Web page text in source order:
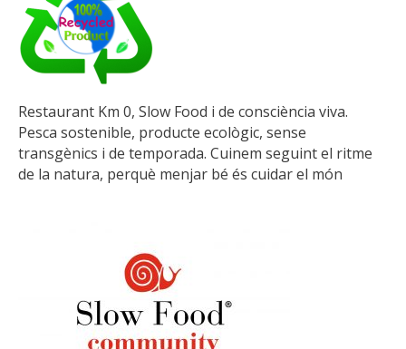
Restaurant Km 0, Slow Food i de consciència viva.
Pesca sostenible, producte ecològic, sense
transgènics i de temporada. Cuinem seguint el ritme
de la natura, perquè menjar bé és cuidar el món